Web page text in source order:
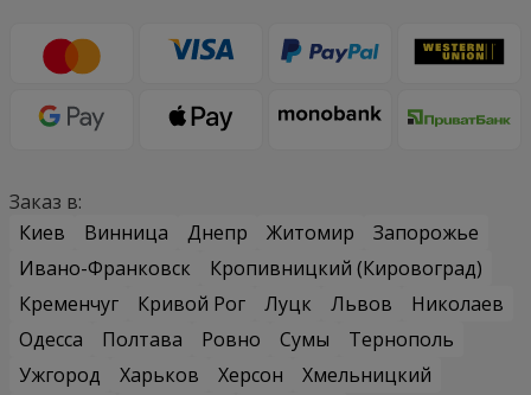
Заказ в:
Киев
Винница Днепр Житомир
Запорожье
Ивано-Франковск
Кропивницкий (Кировоград)
Кременчуг
Кривой Рог Луцк Львов
Николаев
Одесса
Полтава Ровно Сумы
Тернополь
Ужгород
Харьков Херсон
Хмельницкий